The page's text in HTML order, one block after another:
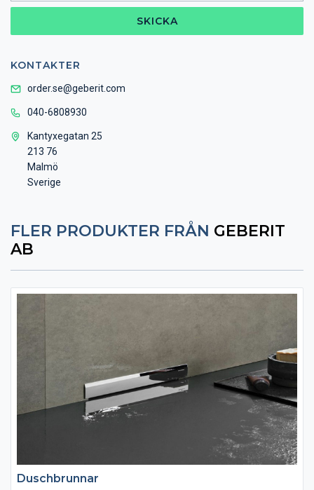
SKICKA
KONTAKTER
order.se@geberit.com
040-6808930
Kantyxegatan 25
213 76
Malmö
Sverige
FLER PRODUKTER FRÅN GEBERIT
AB
Duschbrunnar